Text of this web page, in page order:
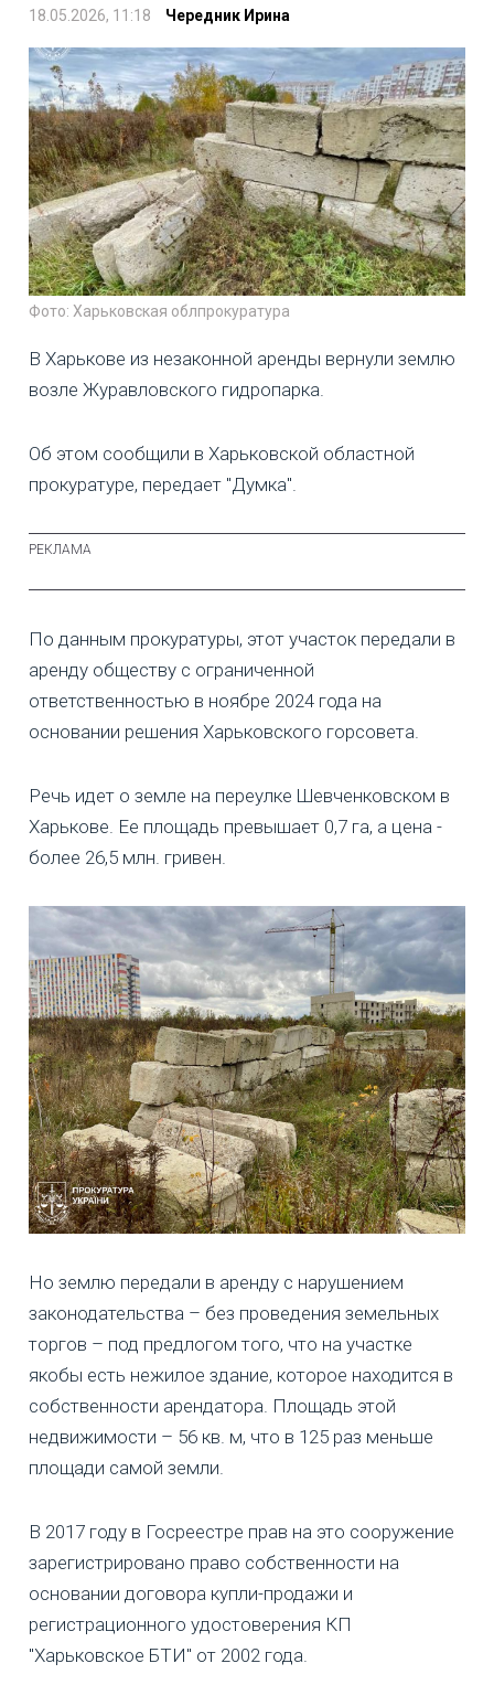
18.05.2026, 11:18 Чередник Ирина
Фото: Харьковская облпрокуратура
В Харькове из незаконной аренды вернули землю
возле Журавловского гидропарка.
Об этом сообщили в Харьковской областной
прокуратуре, передает "Думка".
По данным прокуратуры, этот участок передали в
аренду обществу с ограниченной
ответственностью в ноябре 2024 года на
основании решения Харьковского горсовета.
Речь идет о земле на переулке Шевченковском в
Харькове. Ее площадь превышает 0,7 га, а цена -
более 26,5 млн. гривен.
Но землю передали в аренду с нарушением
законодательства – без проведения земельных
торгов – под предлогом того, что на участке
якобы есть нежилое здание, которое находится в
собственности арендатора. Площадь этой
недвижимости – 56 кв. м, что в 125 раз меньше
площади самой земли.
В 2017 году в Госреестре прав на это сооружение
зарегистрировано право собственности на
основании договора купли-продажи и
регистрационного удостоверения КП
"Харьковское БТИ" от 2002 года.